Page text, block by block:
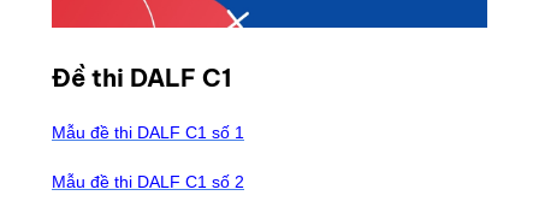
Đề thi DALF C1
Mẫu đề thi DALF C1 số 1
Mẫu đề thi DALF C1 số 2